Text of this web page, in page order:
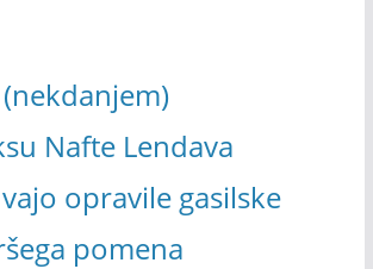
(nekdanjem)
Nafte Lendava
opravile gasilske
pomena